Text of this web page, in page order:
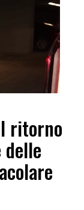
ritorno